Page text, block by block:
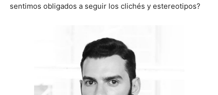
sentimos obligados a seguir los clichés y estereotipos?